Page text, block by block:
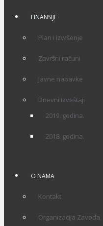
FINANSIJE
Plan i izvršenje
Završni računi
Javne nabavke
Dnevni izveštaji
2019. godina.
2018. godina.
O NAMA
Kontakt
Organizacija Zavoda